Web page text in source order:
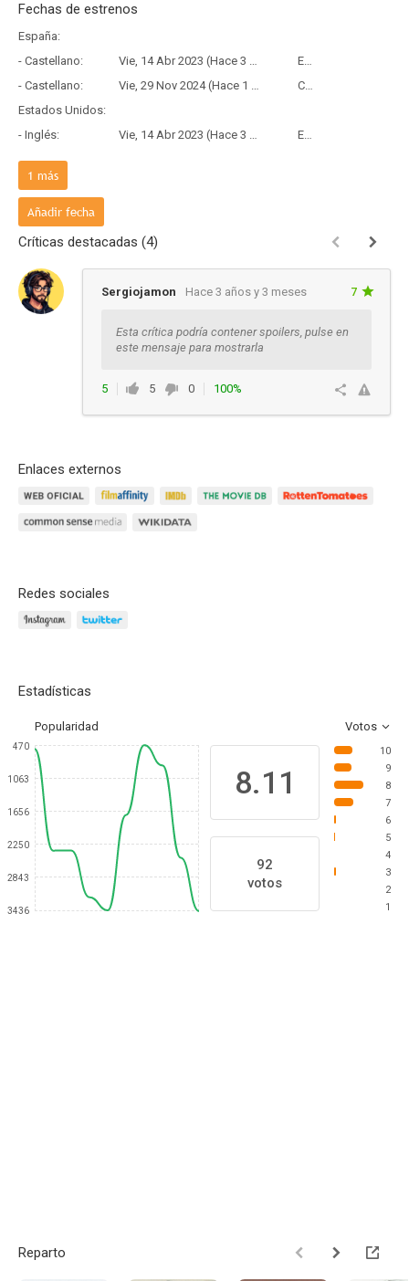
Fechas de estrenos
España:
- Castellano:
Vie, 14 Abr 2023 (Hace 3 años y 3 meses)
Estreno
- Castellano:
Vie, 29 Nov 2024 (Hace 1 año y 8 meses)
Copia Física
Estados Unidos:
- Inglés:
Vie, 14 Abr 2023 (Hace 3 años y 3 meses)
Estreno
Francia:
- Frances:
1 más
Añadir fecha
Críticas destacadas (4)
Sergiojamon Hace 3 años y 3 meses 7
Esta crítica podría contener spoilers, pulse en
este mensaje para mostrarla
5 5 0
100%
Enlaces externos
Redes sociales
Estadísticas
Popularidad Votos
470
1063
1656
2250
2843
3436
8.11
92
votos
10
9
8
7
6
5
4
3
2
1
Reparto